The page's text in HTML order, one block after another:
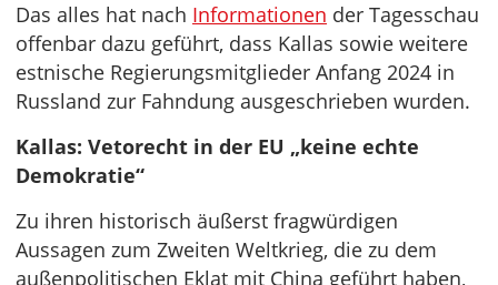
Das alles hat nach Informationen der Tagesschau
offenbar dazu geführt, dass Kallas sowie weitere
estnische Regierungsmitglieder Anfang 2024 in
Russland zur Fahndung ausgeschrieben wurden.
Kallas: Vetorecht in der EU „keine echte
Demokratie“
Zu ihren historisch äußerst fragwürdigen
Aussagen zum Zweiten Weltkrieg, die zu dem
außenpolitischen Eklat mit China geführt haben,